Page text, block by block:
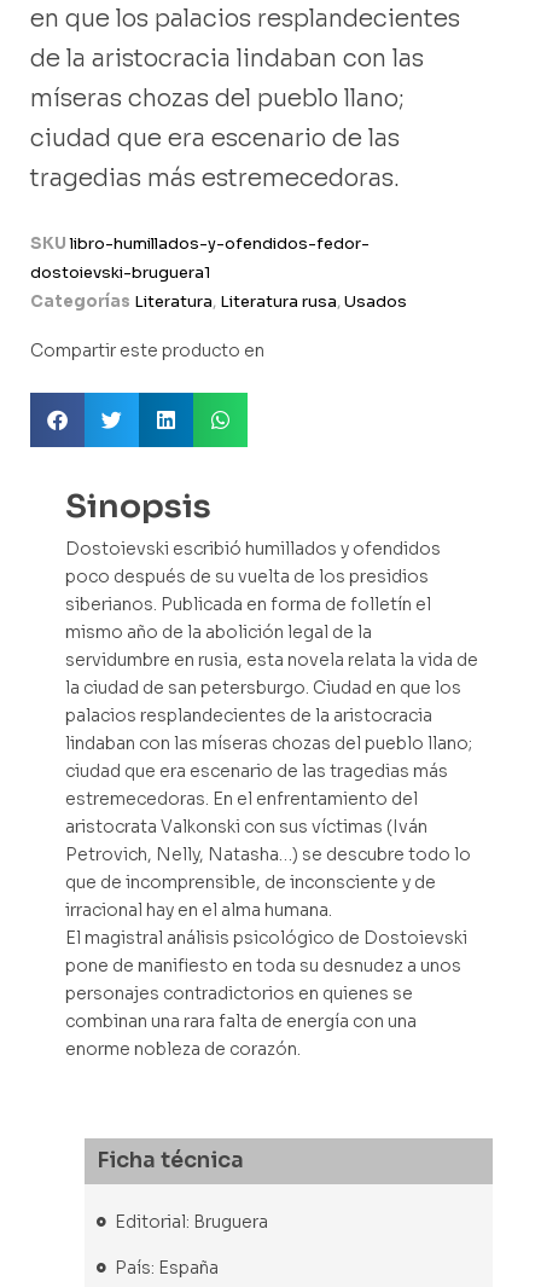
en que los palacios resplandecientes
de la aristocracia lindaban con las
míseras chozas del pueblo llano;
ciudad que era escenario de las
tragedias más estremecedoras.
SKUlibro-humillados-y-ofendidos-fedor-
dostoievski-bruguera1
Categorías Literatura, Literatura rusa,Usados
Compartir este producto en
Sinopsis
Dostoievski escribió humillados y ofendidos
poco después de su vuelta de los presidios
siberianos. Publicada en forma de folletín el
mismo año de la abolición legal de la
servidumbre en rusia, esta novela relata la vida de
la ciudad de san petersburgo. Ciudad en que los
palacios resplandecientes de la aristocracia
lindaban con las míseras chozas del pueblo llano;
ciudad que era escenario de las tragedias más
estremecedoras. En el enfrentamiento del
aristocrata Valkonski con sus víctimas (Iván
Petrovich, Nelly, Natasha…) se descubre todo lo
que de incomprensible, de inconsciente y de
irracional hay en el alma humana.
El magistral análisis psicológico de Dostoievski
pone de manifiesto en toda su desnudez a unos
personajes contradictorios en quienes se
combinan una rara falta de energía con una
enorme nobleza de corazón.
Ficha técnica
Editorial: Bruguera
País: España